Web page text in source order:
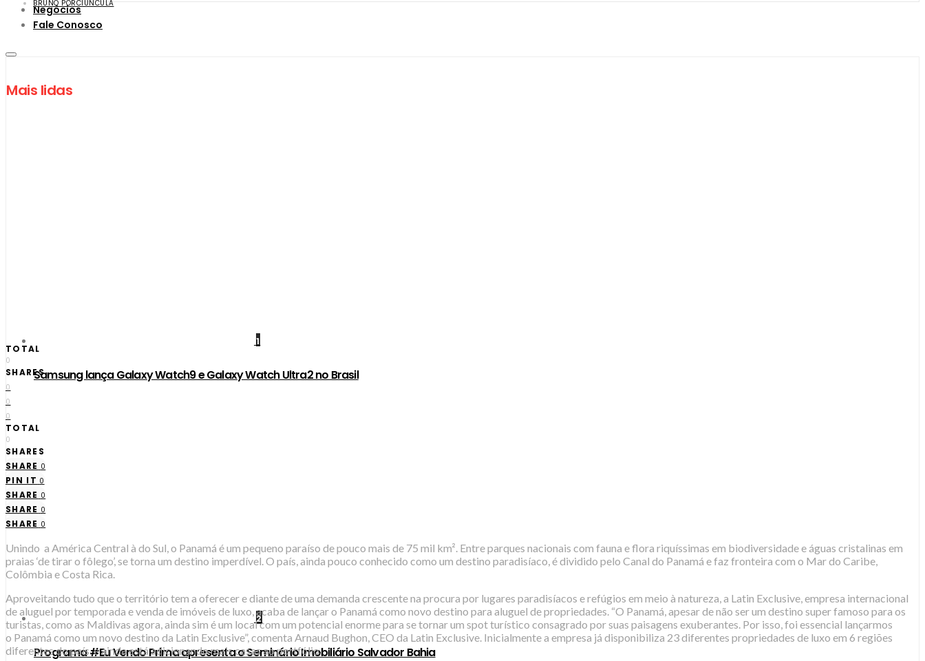
Negócios
Fale Conosco
Mais lidas
1
Samsung lança Galaxy Watch9 e Galaxy Watch Ultra2 no Brasil
2
Programa #Eu Vendo Prima apresenta o Seminário Imobiliário Salvador Bahia
BRUNO PORCIUNCULA
TOTAL
0
SHARES
0
0
0
TOTAL
0
SHARES
SHARE 0
PIN IT 0
SHARE 0
SHARE 0
SHARE 0
Unindo a América Central à do Sul, o Panamá é um pequeno paraíso de pouco mais de 75 mil km². Entre parques nacionais com fauna e flora riquíssimas em biodiversidade e águas cristalinas em
praias ‘de tirar o fôlego’, se torna um destino imperdível. O país, ainda pouco conhecido como um destino paradisíaco, é dividido pelo Canal do Panamá e faz fronteira com o Mar do Caribe,
Colômbia e Costa Rica.
Aproveitando tudo que o território tem a oferecer e diante de uma demanda crescente na procura por lugares paradisíacos e refúgios em meio à natureza, a Latin Exclusive, empresa internacional
de aluguel por temporada e venda de imóveis de luxo, acaba de lançar o Panamá como novo destino para aluguel de propriedades. “O Panamá, apesar de não ser um destino super famoso para os
turistas, como as Maldivas agora, ainda sim é um local com um potencial enorme para se tornar um spot turístico consagrado por suas paisagens exuberantes. Por isso, foi essencial lançarmos
o Panamá como um novo destino da Latin Exclusive”, comenta Arnaud Bughon, CEO da Latin Exclusive. Inicialmente a empresa já disponibiliza 23 diferentes propriedades de luxo em 6 regiões
diferentes do país, e ainda está adicionando mais casas ao portfólio.